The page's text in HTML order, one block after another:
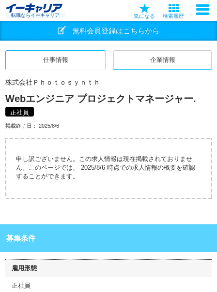
転職ならイーキャリア 気になる 検索履歴
無料会員登録はこちらから
仕事情報 企業情報
株式会社Ｐｈｏｔｏｓｙｎｔｈ
Webエンジニア プロジェクトマネージャー.
正社員
掲載終了日： 2025/8/6
申し訳ございません。この求人情報は現在掲載されておりませ
ん。このページでは、 2025/8/6 時点での求人情報の概要を確認
することができます。
募集条件
雇用形態
正社員